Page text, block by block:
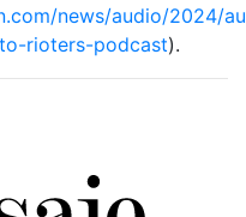
news/audio/2024/
rioters-podcast).